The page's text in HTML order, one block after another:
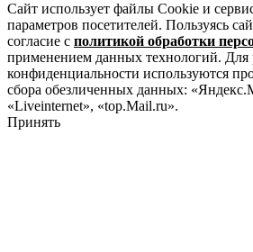
Сайт использует файлы Cookie и
параметров посетителей. Пользуясь
согласие с политикой обработки
применением данных технологий. Для
конфиденциальности используются
сбора обезличенных данных:
«Liveinternet», «top.Mail.ru».
Принять